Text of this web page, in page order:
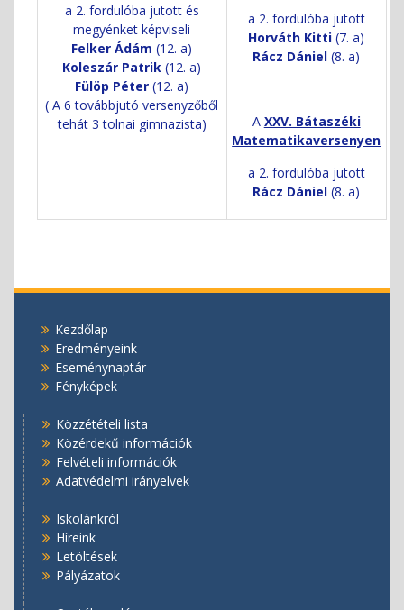
a 2. fordulóba jutott és
megyénket képviseli
Felker Ádám (12. a)
Koleszár Patrik (12. a)
Fülöp Péter(12. a)
( A 6 továbbjutó versenyzőből
tehát 3 tolnai gimnazista)
a 2. fordulóba jutott
Horváth Kitti (7. a)
Rácz Dániel (8. a)
A XXV. Bátaszéki
Matematikaversenyen
a 2. fordulóba jutott
Rácz Dániel (8. a)
Kezdőlap
Eredményeink
Eseménynaptár
Fényképek
Közzétételi lista
Közérdekű információk
Felvételi információk
Adatvédelmi irányelvek
Iskolánkról
Híreink
Letöltések
Pályázatok